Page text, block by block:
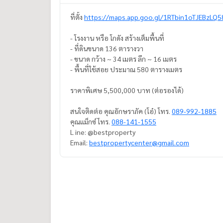
ที่ตั้ง https://maps.app.goo.gl/
- โรงงาน หรือ โกดัง สร้างเต็มพื้นที่
- ที่ดินขนาด 136 ตารางวา
- ขนาด กว้าง ~ 34 เมตร ลึก ~ 16 เมตร
- พื้นที่ใช้สอย ประมาณ 580 ตารางเมตร
ราคาพิเศษ 5,500,000 บาท (ต่อรองได้)
สนใจติดต่อ คุณอักษราภัค (โอ๋) โทร. 089-992-1885
คุณแม็กซ์ โทร. 088-141-1555
L ine: @bestproperty
Email: bestpropertycenter@gmail.com